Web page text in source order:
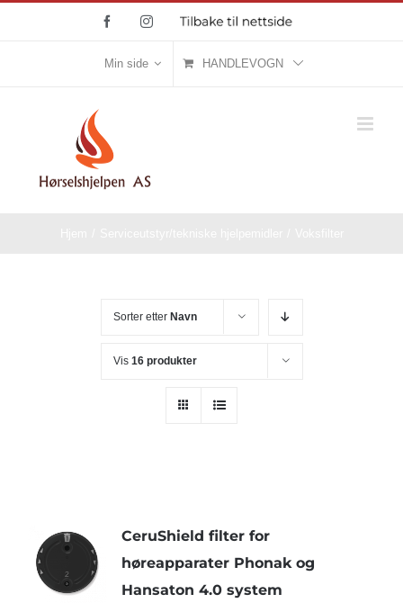
FacebookInstagram
Tilbake
Min side HANDLEVOGN
Sorter etter Navn
Vis 16 produkter
CeruShield filter for
høreapparater Phonak og
Hansaton 4.0 system